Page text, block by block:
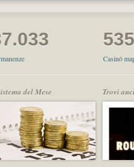
Casinó
del Mese Trovi